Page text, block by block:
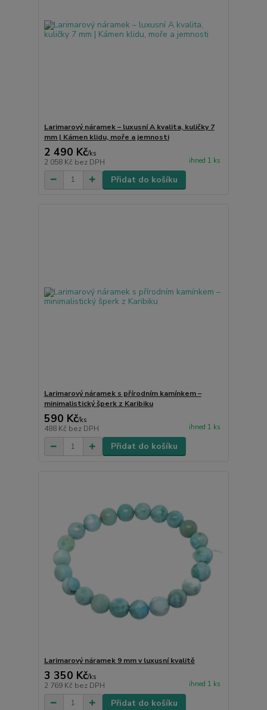
Larimarový náramek – luxusní A kvalita, kuličky 7
mm | Kámen klidu, moře a jemnosti
2 490 Kč/ks
2 058 Kč bez DPH ihned 1 ks
Přidat do košíku
Larimarový náramek s přírodním kamínkem –
minimalistický šperk z Karibiku
590 Kč/ks
488 Kč bez DPH ihned 1 ks
Přidat do košíku
Larimarový náramek 9 mm v luxusní kvalitě
3 350 Kč/ks
2 769 Kč bez DPH ihned 1 ks
Přidat do košíku